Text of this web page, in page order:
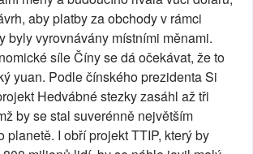
aby platby za obchody v rámci
byly vyrovnávány místními měnami.
síle Číny se dá očekávat, že to
yuan. Podle čínského prezidenta Si
Hedvábné stezky zasáhl až tři
by se stal suverénně největším
planetě. I obří projekt TTIP, který by